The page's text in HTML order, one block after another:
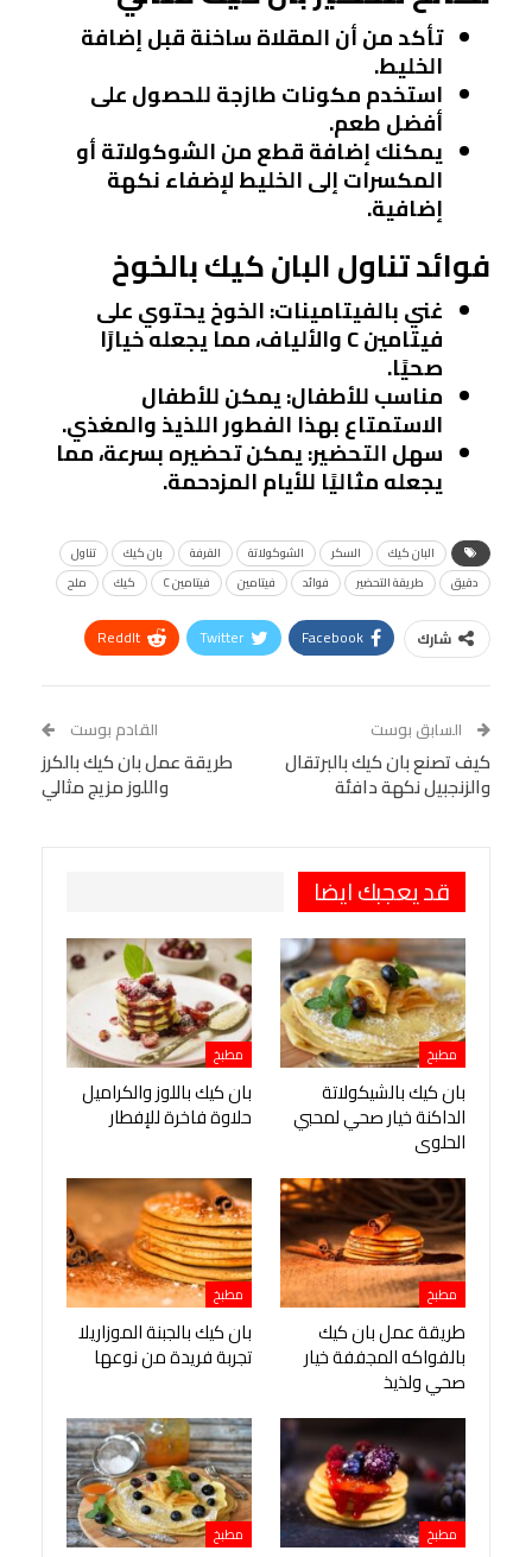
تأكد من أن المقلاة ساخنة قبل إضافة
الخليط.
استخدم مكونات طازجة للحصول على
أفضل طعم.
يمكنك إضافة قطع من الشوكولاتة أو
المكسرات إلى الخليط لإضفاء نكهة
إضافية.
فوائد تناول البان كيك بالخوخ
غني بالفيتامينات: الخوخ يحتوي على
فيتامين C والألياف، مما يجعله خيارًا
صحيًا.
مناسب للأطفال: يمكن للأطفال
الاستمتاع بهذا الفطور اللذيذ والمغذي.
سهل التحضير: يمكن تحضيره بسرعة، مما
يجعله مثاليًا للأيام المزدحمة.
البان كيك السكر الشوكولاتة القرفة بان كيك
تناول
دقيق
طريقة التحضير فوائد فيتامين فيتامين C كيك ملح
شارك Facebook
Twitter
ReddIt
Tumblr
البريد الإلكتروني
StumbleUpon
VK
Digg
LINE
Viber
السابق بوست
كيف تصنع بان كيك بالبرتقال
والزنجبيل نكهة دافئة
القادم بوست
طريقة عمل بان كيك بالكرز
واللوز مزيج مثالي
قد يعجبك ايضا
مطبخ
بان كيك بالشيكولاتة
الداكنة خيار صحي لمحبي
الحلوى
مطبخ
بان كيك باللوز والكراميل
حلاوة فاخرة للإفطار
مطبخ
طريقة عمل بان كيك
بالفواكه المجففة خيار
صحي ولذيذ
مطبخ
بان كيك بالجبنة الموزاريلا
تجربة فريدة من نوعها
مطبخ مطبخ